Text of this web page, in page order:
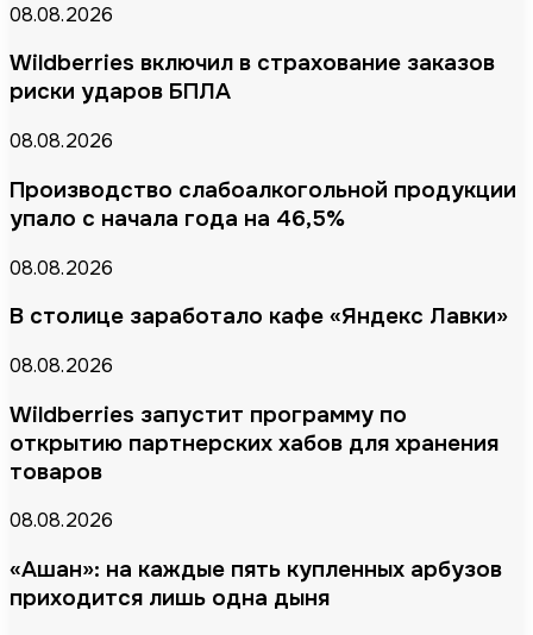
08.08.2026
Wildberries включил в страхование заказов
риски ударов БПЛА
08.08.2026
Производство слабоалкогольной продукции
упало с начала года на 46,5%
08.08.2026
В столице заработало кафе «Яндекс Лавки»
08.08.2026
Wildberries запустит программу по
открытию партнерских хабов для хранения
товаров
08.08.2026
«Ашан»: на каждые пять купленных арбузов
приходится лишь одна дыня